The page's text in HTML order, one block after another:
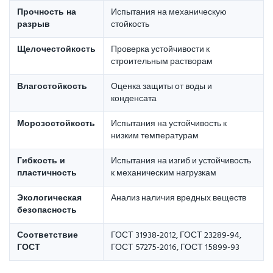
Прочность на
разрыв
Испытания на механическую
стойкость
Щелочестойкость
Проверка устойчивости к
строительным растворам
Влагостойкость
Оценка защиты от воды и
конденсата
Морозостойкость
Испытания на устойчивость к
низким температурам
Гибкость и
пластичность
Испытания на изгиб и устойчивость
к механическим нагрузкам
Экологическая
безопасность
Анализ наличия вредных веществ
Соответствие
ГОСТ
ГОСТ 31938-2012, ГОСТ 23289-94,
ГОСТ 57275-2016, ГОСТ 15899-93